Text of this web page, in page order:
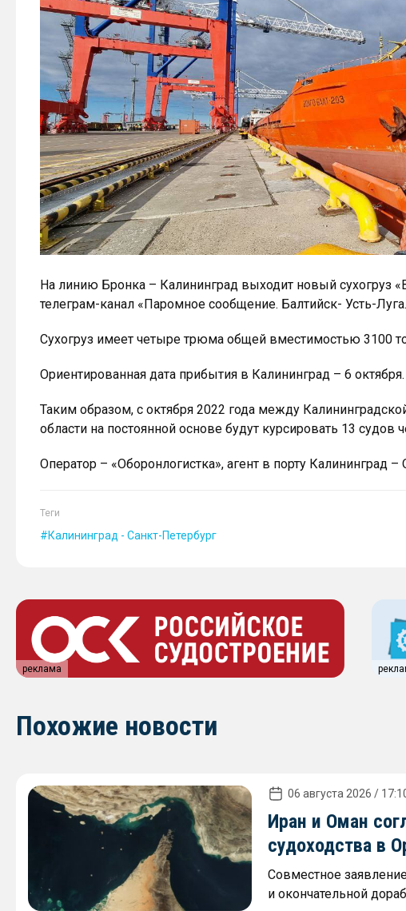
На линию Бронка – Калининград выходит новый сухогруз
телеграм-канал «Паромное сообщение. Балтийск- Усть-
Сухогруз имеет четыре трюма общей вместимостью 3100
Ориентированная дата прибытия в Калининград – 6 октября.
Таким образом, с октября 2022 года между
области на постоянной основе будут курсировать 13 судов
Оператор – «Оборонлогистка», агент в порту Калининград
Теги
Калининград - Санкт-Петербург
реклама
Похожие новости
06 августа 2026 /
Иран и Оман
судоходства в
Совместное
и окончательной